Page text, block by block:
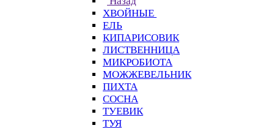
ХВОЙНЫЕ
ЕЛЬ
КИПАРИСОВИК
ЛИСТВЕННИЦА
МИКРОБИОТА
МОЖЖЕВЕЛЬНИК
ПИХТА
СОСНА
ТУЕВИК
ТУЯ